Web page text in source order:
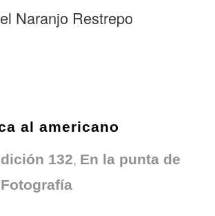
Naranjo Restrepo
al americano
132, En la punta de
Fotografía